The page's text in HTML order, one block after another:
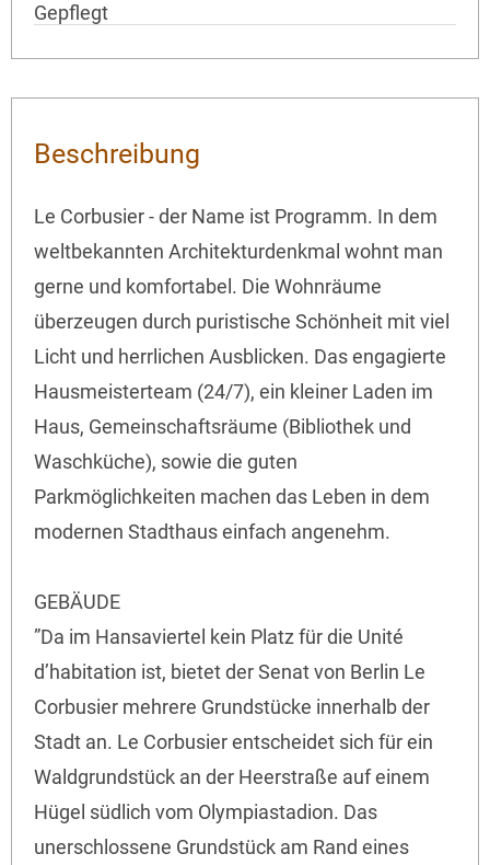
Gepflegt
Beschreibung
Le Corbusier - der Name ist Programm. In dem
weltbekannten Architekturdenkmal wohnt man
gerne und komfortabel. Die Wohnräume
überzeugen durch puristische Schönheit mit viel
Licht und herrlichen Ausblicken. Das engagierte
Hausmeisterteam (24/7), ein kleiner Laden im
Haus, Gemeinschaftsräume (Bibliothek und
Waschküche), sowie die guten
Parkmöglichkeiten machen das Leben in dem
modernen Stadthaus einfach angenehm.
GEBÄUDE
”Da im Hansaviertel kein Platz für die Unité
d’habitation ist, bietet der Senat von Berlin Le
Corbusier mehrere Grundstücke innerhalb der
Stadt an. Le Corbusier entscheidet sich für ein
Waldgrundstück an der Heerstraße auf einem
Hügel südlich vom Olympiastadion. Das
unerschlossene Grundstück am Rand eines